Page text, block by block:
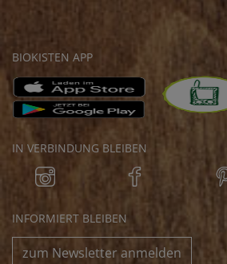
BIOKISTEN APP
IN VERBINDUNG BLEIBEN
INFORMIERT BLEIBEN
zum Newsletter anmelden